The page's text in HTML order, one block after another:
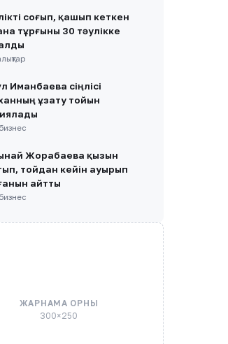
соғып, қашып кеткен
тұрғыны 30 тәулікке
Иманбаева сіңлісі
ұзату тойын
Жорабаева қызын
тойдан кейін ауырып
айтты
ЖАРНАМА ОРНЫ
300×250